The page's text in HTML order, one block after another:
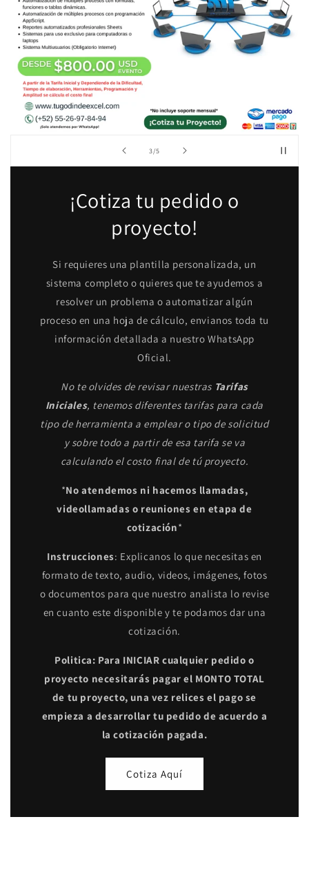
3/de
5
¡Cotiza tu pedido o
proyecto!
Si requieres una plantilla personalizada, un
sistema completo o quieres que te ayudemos a
resolver un problema o automatizar algún
proceso en una hoja de cálculo, envianos toda tu
información detallada a nuestro WhatsApp
Oficial.
No te olvides de revisar nuestras Tarifas
Iniciales, tenemos diferentes tarifas para cada
tipo de herramienta a emplear o tipo de solicitud
y sobre todo a partir de esa tarifa se va
calculando el costo final de tú proyecto.
*No atendemos ni hacemos llamadas,
videollamadas o reuniones en etapa de
cotización*
Instrucciones: Explicanos lo que necesitas en
formato de texto, audio, videos, imágenes, fotos
o documentos para que nuestro analista lo revise
en cuanto este disponible y te podamos dar una
cotización.
Politica: Para INICIAR cualquier pedido o
proyecto necesitarás pagar el MONTO TOTAL
de tu proyecto, una vez relices el pago se
empieza a desarrollar tu pedido de acuerdo a
la cotización pagada.
Cotiza Aquí